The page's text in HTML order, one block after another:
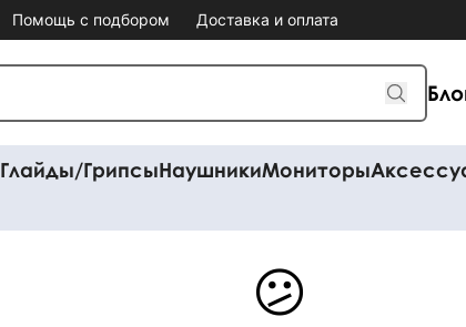
Помощь с подбором Доставка и оплата
Глайды/ГрипсыНаушникиМониторы
😕